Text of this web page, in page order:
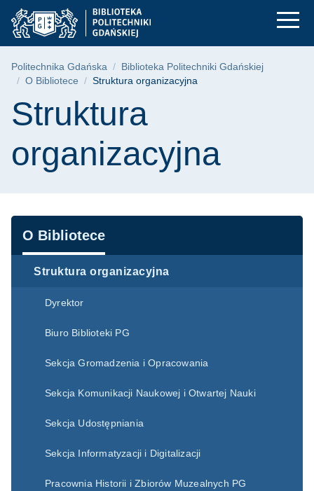
Przejdź
do
menu
Przejdź
do
wyszukiwarki
Przejdź
do
treści
Struktura
Ścieżka nawigacyjna
Politechnika Gdańska
Biblioteka Politechniki Gdańskiej
O Bibliotece
Struktura organizacyjna
Treść strony
Struktura
organizacyjna
Nawigacja
O Bibliotece
Struktura organizacyjna
Dyrektor
Biuro Biblioteki PG
Sekcja Gromadzenia i Opracowania
Sekcja Komunikacji Naukowej i Otwartej Nauki
Sekcja Udostępniania
Sekcja Informatyzacji i Digitalizacji
Pracownia Historii i Zbiorów Muzealnych PG